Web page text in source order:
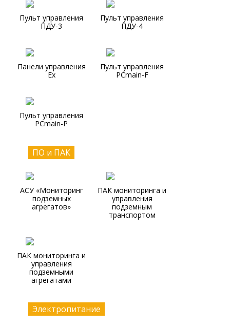
Пульт управления
ПДУ-3
Пульт управления
ПДУ-4
Панели управления
Ex
Пульт управления
PCmain-F
Пульт управления
PCmain-P
ПО и ПАК
АСУ «Мониторинг
подземных
агрегатов»
ПАК мониторинга и
управления
подземным
транспортом
ПАК мониторинга и
управления
подземными
агрегатами
Электропитание